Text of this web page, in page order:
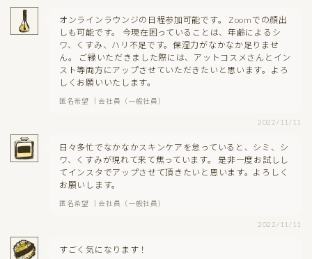
オンラインラウンジの日程参加可能です。 Zoomでの顔出
しも可能です。 今現在困っていることは、年齢によるシ
ワ、くすみ、ハリ不足です。保湿力がなかなか足りませ
ん。 ご縁いただきました際には、アットコスメさんとイン
スト等両方にアップさせていただきたいと思います。よろ
しくお願いいたします。
匿名希望 ｜会社員（一般社員）
2022/11/11
日々多忙でなかなかスキンケアを怠っていると、シミ、シ
ワ、くすみが現れて来て焦っています。 是非一度お試しし
てインスタでアップさせて頂きたいと思います。よろしく
お願いします。
匿名希望 ｜会社員（一般社員）
2022/11/11
すごく気になります！